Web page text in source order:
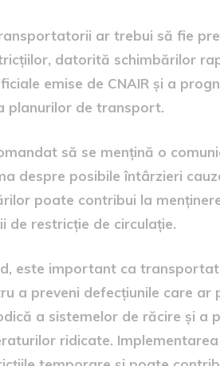
ar trebui să fie
datorită schimbărilor
emise de CNAIR și a
planurilor de transport.
să se mențină o
despre posibile întârzieri
poate contribui la
de restricție de circulație.
este important ca
a preveni defecțiunile care
a sistemelor de răcire și a
ridicate.